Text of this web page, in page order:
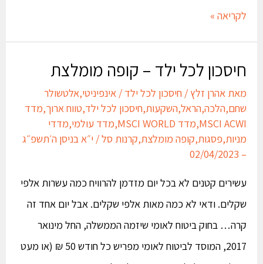
לקריאה »
חיסכון לכל ילד – קופה מומלצת
מאתאהרן זלץ/חיסכון לכל ילד/אינפיניטי,אלטשולר
שחם,הלכה,הראל,השקעות,חיסכון לכל ילד,טווח ארוך,מדד
MSCI ACWI
,מדד MSCI WORLD ,מדד עולמי,מדדי
מניות,פסגות,קופה מומלצת,קרנות סל/י״א בניסן ה׳תשפ״ג
– 02/04/2023
עשירים קטנים לא בכל יום מזדמן להרוויח כמה עשרות אלפי
שקלים. ודאי לא כמה מאות אלפי שקלים. אבל יום אחד זה
קרה… בחוק ביטוח לאומי שיזמה הממשלה, החל מינואר
2017, המוסד לביטוח לאומי מפריש כל חודש 50 ₪ (או מעט